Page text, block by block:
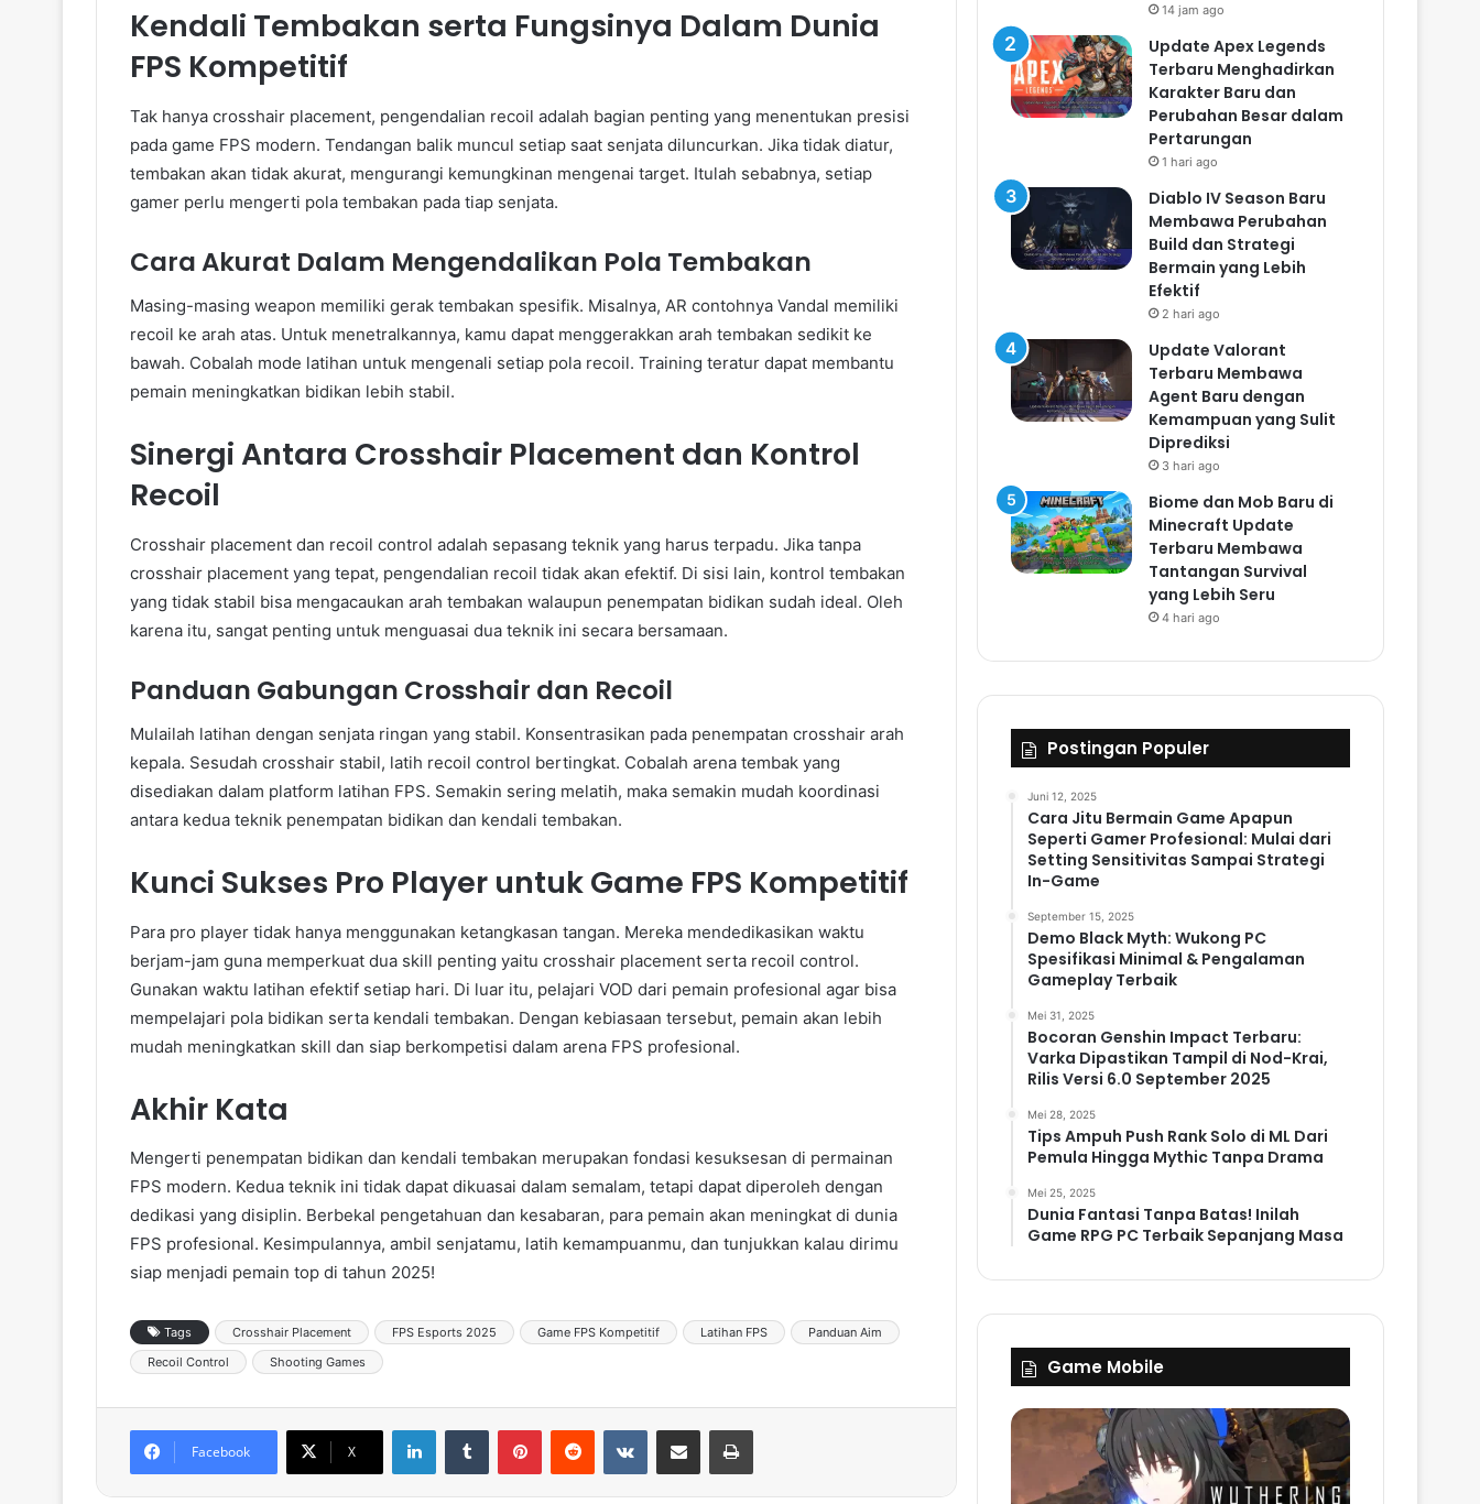
Kendali Tembakan serta Fungsinya Dalam Dunia
FPS Kompetitif
Tak hanya crosshair placement, pengendalian recoil adalah bagian penting yang menentukan presisi
pada game FPS modern. Tendangan balik muncul setiap saat senjata diluncurkan. Jika tidak diatur,
tembakan akan tidak akurat, mengurangi kemungkinan mengenai target. Itulah sebabnya, setiap
gamer perlu mengerti pola tembakan pada tiap senjata.
Cara Akurat Dalam Mengendalikan Pola Tembakan
Masing-masing weapon memiliki gerak tembakan spesifik. Misalnya, AR contohnya Vandal memiliki
recoil ke arah atas. Untuk menetralkannya, kamu dapat menggerakkan arah tembakan sedikit ke
bawah. Cobalah mode latihan untuk mengenali setiap pola recoil. Training teratur dapat membantu
pemain meningkatkan bidikan lebih stabil.
Sinergi Antara Crosshair Placement dan Kontrol
Recoil
Crosshair placement dan recoil control adalah sepasang teknik yang harus terpadu. Jika tanpa
crosshair placement yang tepat, pengendalian recoil tidak akan efektif. Di sisi lain, kontrol tembakan
yang tidak stabil bisa mengacaukan arah tembakan walaupun penempatan bidikan sudah ideal. Oleh
karena itu, sangat penting untuk menguasai dua teknik ini secara bersamaan.
Panduan Gabungan Crosshair dan Recoil
Mulailah latihan dengan senjata ringan yang stabil. Konsentrasikan pada penempatan crosshair arah
kepala. Sesudah crosshair stabil, latih recoil control bertingkat. Cobalah arena tembak yang
disediakan dalam platform latihan FPS. Semakin sering melatih, maka semakin mudah koordinasi
antara kedua teknik penempatan bidikan dan kendali tembakan.
Kunci Sukses Pro Player untuk Game FPS Kompetitif
Para pro player tidak hanya menggunakan ketangkasan tangan. Mereka mendedikasikan waktu
berjam-jam guna memperkuat dua skill penting yaitu crosshair placement serta recoil control.
Gunakan waktu latihan efektif setiap hari. Di luar itu, pelajari VOD dari pemain profesional agar bisa
mempelajari pola bidikan serta kendali tembakan. Dengan kebiasaan tersebut, pemain akan lebih
mudah meningkatkan skill dan siap berkompetisi dalam arena FPS profesional.
Akhir Kata
Mengerti penempatan bidikan dan kendali tembakan merupakan fondasi kesuksesan di permainan
FPS modern. Kedua teknik ini tidak dapat dikuasai dalam semalam, tetapi dapat diperoleh dengan
dedikasi yang disiplin. Berbekal pengetahuan dan kesabaran, para pemain akan meningkat di dunia
FPS profesional. Kesimpulannya, ambil senjatamu, latih kemampuanmu, dan tunjukkan kalau dirimu
siap menjadi pemain top di tahun 2025!
Tags Crosshair Placement FPS Esports 2025 Game FPS Kompetitif Latihan FPS
Panduan Aim
Recoil Control
Shooting Games
Facebook X
14 jam ago
Update Apex Legends
Terbaru Menghadirkan
Karakter Baru dan
Perubahan Besar dalam
Pertarungan
1 hari ago
Diablo IV Season Baru
Membawa Perubahan
Build dan Strategi
Bermain yang Lebih
Efektif
2 hari ago
Update Valorant
Terbaru Membawa
Agent Baru dengan
Kemampuan yang Sulit
Diprediksi
3 hari ago
Biome dan Mob Baru di
Minecraft Update
Terbaru Membawa
Tantangan Survival
yang Lebih Seru
4 hari ago
Postingan Populer
Juni 12, 2025
Cara Jitu Bermain Game Apapun
Seperti Gamer Profesional: Mulai dari
Setting Sensitivitas Sampai Strategi
In-Game
September 15, 2025
Demo Black Myth: Wukong PC
Spesifikasi Minimal & Pengalaman
Gameplay Terbaik
Mei 31, 2025
Bocoran Genshin Impact Terbaru:
Varka Dipastikan Tampil di Nod-Krai,
Rilis Versi 6.0 September 2025
Mei 28, 2025
Tips Ampuh Push Rank Solo di ML Dari
Pemula Hingga Mythic Tanpa Drama
Mei 25, 2025
Dunia Fantasi Tanpa Batas! Inilah
Game RPG PC Terbaik Sepanjang Masa
Game Mobile